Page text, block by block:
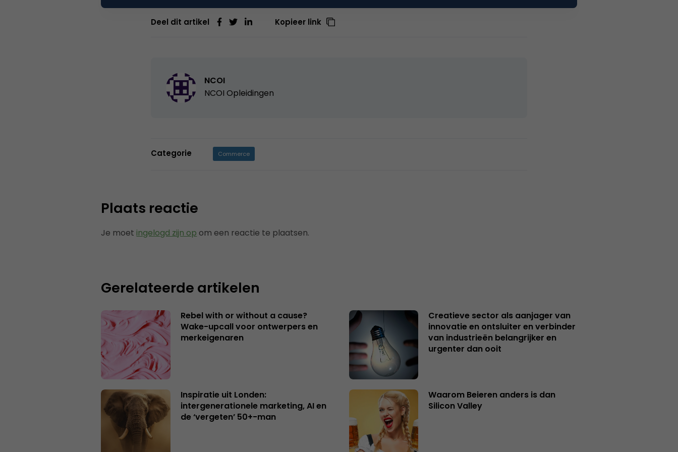
Deel dit artikel Kopieer link
NCOI
NCOI Opleidingen
Categorie Commerce
Plaats reactie
Je moet ingelogd zijn op om een reactie te plaatsen.
Gerelateerde artikelen
Rebel with or without a cause?
Wake-upcall voor ontwerpers en
merkeigenaren
Creatieve sector als aanjager van
innovatie en ontsluiter en verbinder
van industrieën belangrijker en
urgenter dan ooit
Inspiratie uit Londen:
intergenerationele marketing, AI en
de ‘vergeten’ 50+-man
Waarom Beieren anders is dan
Silicon Valley